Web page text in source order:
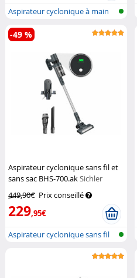
Aspirateur cyclonique à main
et à s...
Aspirateur cyclonique sans fil et
sans sac BHS-700.akSichler
449,90€ Prix conseillé
229,95€
-49 %
Aspirateur cyclonique sans fil